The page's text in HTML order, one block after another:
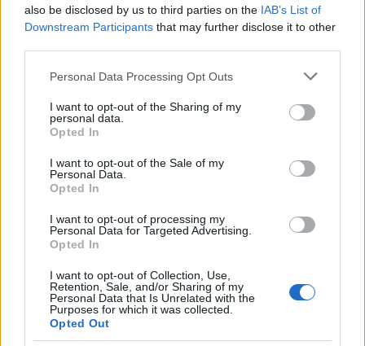
also be disclosed by us to third parties on the IAB’s List of
Downstream Participants that may further disclose it to other
Please note that this website/app uses one or more Google
not limited to your visit or usage behaviour. You may click to
grant or deny consent to Google and its third-party tags to
use your data for below specified purposes in below Google
consent section.
Personal Data Processing Opt Outs
I want to opt-out of the Sharing of my
personal data.
Opted In
I want to opt-out of the Sale of my
Personal Data.
Opted In
I want to opt-out of processing my
Personal Data for Targeted Advertising.
Opted In
I want to opt-out of Collection, Use,
Retention, Sale, and/or Sharing of my
Personal Data that Is Unrelated with the
Purposes for which it was collected.
Opted Out
Pozostały wątpliwości? Brakuje czegoś w haśle?
Często sprawdzane
Osoba autorska i nowelka o osobie latarniczej
Co to chrupie przy śniadaniu
O poprawnym użyciu